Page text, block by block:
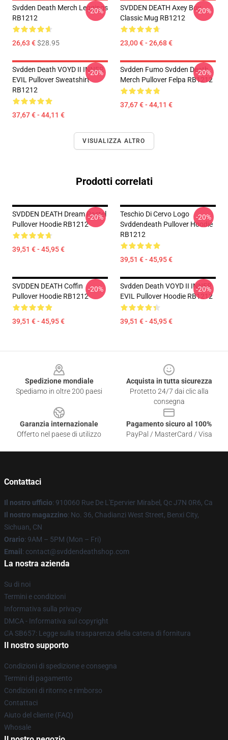
Svdden Death Merch Leggings
RB1212
26,63 €$28.95
-20%
SVDDEN DEATH Axey Boy
Classic Mug RB1212
23,00 € - 26,68 €
-20%
Svdden Death VOYD II INNER
EVIL Pullover Sweatshirt
RB1212
37,67 € - 44,11 €
-20%
Svdden Fumo Svdden Death
Merch Pullover Felpa RB1212
37,67 € - 44,11 €
-20%
VISUALIZZA ALTRO
Prodotti correlati
SVDDEN DEATH Dream Pastel
Pullover Hoodie RB1212
39,51 € - 45,95 €
-20%
Teschio Di Cervo Logo
Svddendeath Pullover Hoodie
RB1212
39,51 € - 45,95 €
-20%
SVDDEN DEATH Coffin
Pullover Hoodie RB1212
39,51 € - 45,95 €
-20%
Svdden Death VOYD II INNER
EVIL Pullover Hoodie RB1212
39,51 € - 45,95 €
-20%
Spedizione mondiale
Spediamo in oltre 200 paesi
Acquista in tutta sicurezza
Protetto 24/7 dai clic alla
consegna
Garanzia internazionale
Offerto nel paese di utilizzo
Pagamento sicuro al 100%
PayPal / MasterCard / Visa
Contattaci
Il nostro ufficio: 910060 Rue De L'Epervier Mirabel, Qc J7N 0R6, Ca
Il nostro magazzino: No. 36, Chadianzi West Street, Benxi City,
Sichuan, CN
Orario: 9AM – 5PM (Mon – Fri)
Email : contact@svddendeathshop.com
La nostra azienda
Su di noi
Termini e condizioni
Informativa sulla privacy
DMCA - Informativa sul copyright
CA SB657: Legge sulla trasparenza della catena di fornitura
Il nostro supporto
Condizioni di spedizione e consegna
Termini di pagamento
Condizioni di ritorno e rimborso
Contattaci
Aiuto del cliente (FAQ)
Whosale